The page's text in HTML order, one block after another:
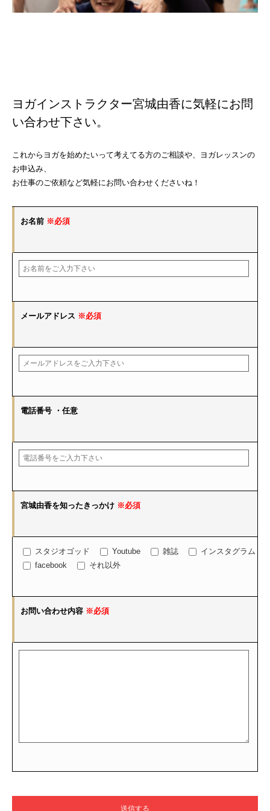
ヨガインストラクター宮城由香に気軽にお問
い合わせ下さい。
これからヨガを始めたいって考えてる方のご相談や、ヨガレッスンの
お申込み、
お仕事のご依頼など気軽にお問い合わせくださいね！
お名前 ※必須
メールアドレス ※必須
電話番号 ・任意
宮城由香を知ったきっかけ ※必須
スタジオゴッド Youtube 雑誌
インスタグラム
facebook
それ以外
お問い合わせ内容 ※必須